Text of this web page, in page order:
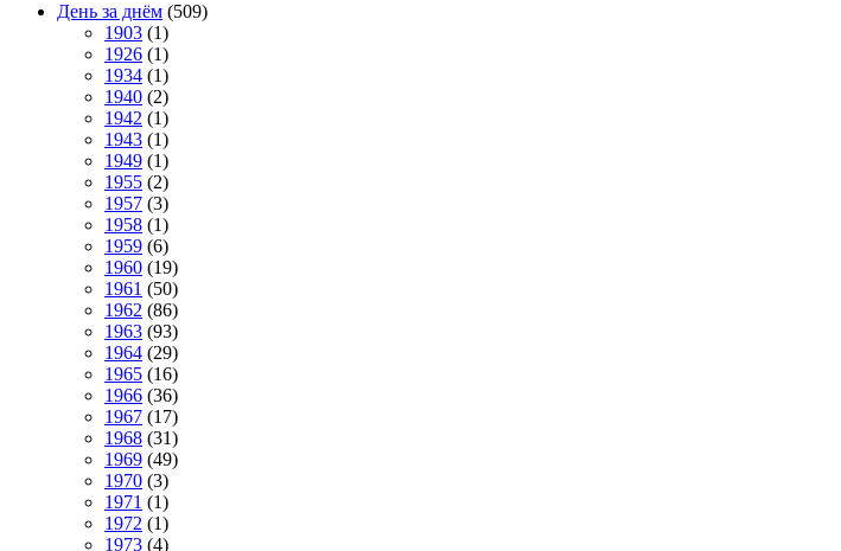
День за днём (509)
1903 (1)
1926 (1)
1934 (1)
1940 (2)
1942 (1)
1943 (1)
1949 (1)
1955 (2)
1957 (3)
1958 (1)
1959 (6)
1960 (19)
1961 (50)
1962 (86)
1963 (93)
1964 (29)
1965 (16)
1966 (36)
1967 (17)
1968 (31)
1969 (49)
1970 (3)
1971 (1)
1972 (1)
1973 (4)